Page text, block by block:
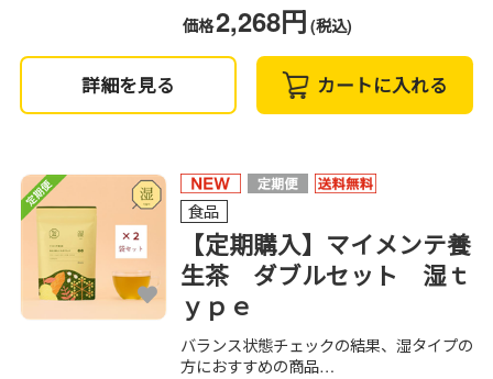
価格2,268円 (税込)
詳細を見る カートに入れる
食品
【定期購入】マイメンテ養
生茶 ダブルセット 湿ｔ
ｙｐｅ
バランス状態チェックの結果、湿タイプの
方におすすめの商品…